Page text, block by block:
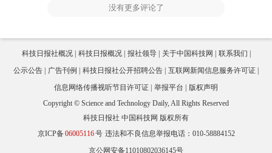
没有更多评论了
科技日报社概况 科技日报概况 报社领导 关于中国科技网
联系我们
公示公告
广告刊例 科技日报社公开招聘公告
互联网新闻信息服务许可证
信息网络传播视听节目许可证
举报平台
版权声明
Copyright © Science and Technology Daily, All Rights Reserved
科技日报社 中国科技网 版权所有
京ICP备06005116号 违法和不良信息举报电话：010-58884152
京公网安备11010802036145号